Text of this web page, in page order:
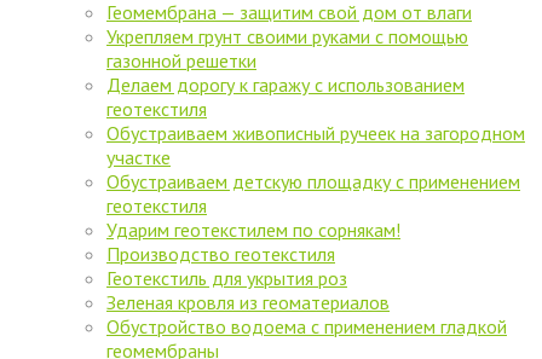
Геомембрана — защитим свой дом от влаги
Укрепляем грунт своими руками с помощью
газонной решетки
Делаем дорогу к гаражу с использованием
геотекстиля
Обустраиваем живописный ручеек на загородном
участке
Обустраиваем детскую площадку с применением
геотекстиля
Ударим геотекстилем по сорнякам!
Производство геотекстиля
Геотекстиль для укрытия роз
Зеленая кровля из геоматериалов
Обустройство водоема с применением гладкой
геомембраны